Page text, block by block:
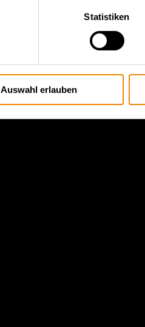
Statistiken
Auswahl erlauben